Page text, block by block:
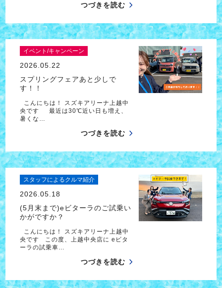
つづきを読む
イベント/キャンペーン
2026.05.22
スプリングフェアあと少しで
す！！
こんにちは！ スズキアリーナ上越中
央です 最近は30℃近い日も増え、
暑くな…
つづきを読む
スタッフによるクルマ紹介
2026.05.18
(5月末まで)eビターラのご試乗い
かがですか？
こんにちは！ スズキアリーナ上越中
央です この度、上越中央店に eビタ
ーラの試乗車…
つづきを読む